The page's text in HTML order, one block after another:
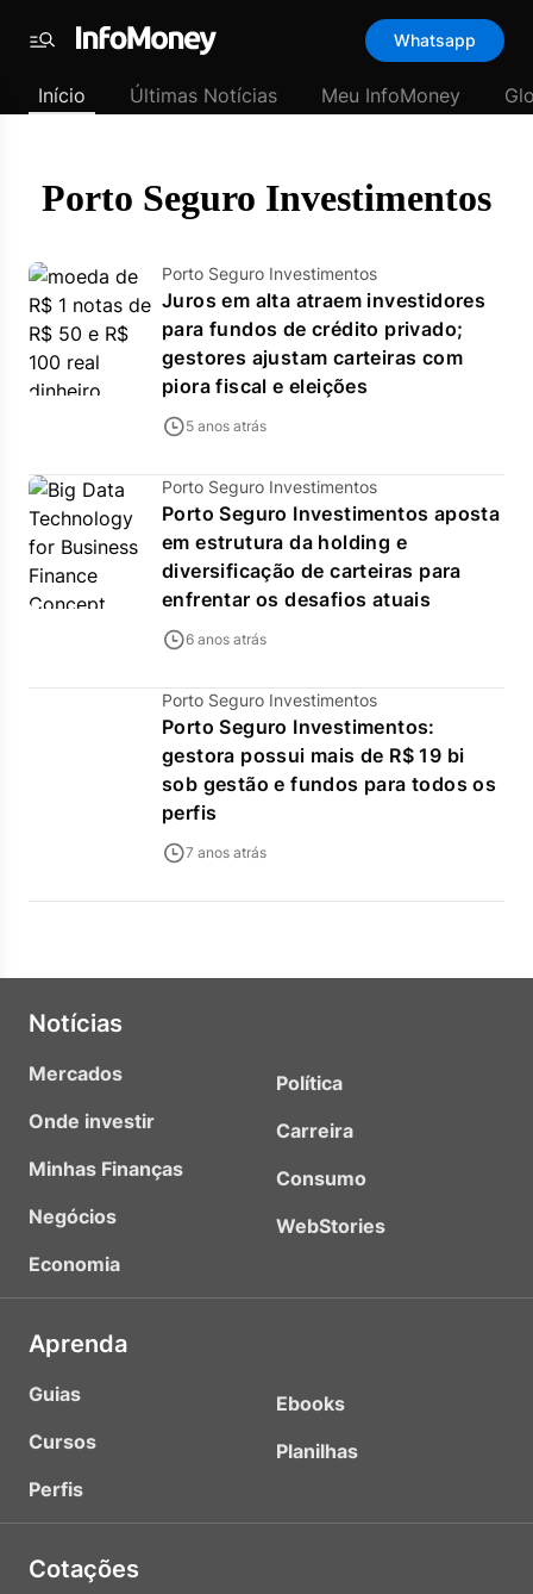
padrão
Últimas
InfoMoney
Menu
Whatsapp
Início Últimas Notícias Meu InfoMoney
Porto Seguro Investimentos
Porto Seguro Investimentos
Juros em alta atraem investidores
para fundos de crédito privado;
gestores ajustam carteiras com
piora fiscal e eleições
5 anos atrás
Porto Seguro Investimentos
Porto Seguro Investimentos aposta
em estrutura da holding e
diversificação de carteiras para
enfrentar os desafios atuais
6 anos atrás
Porto Seguro Investimentos
Porto Seguro Investimentos:
gestora possui mais de R$ 19 bi
sob gestão e fundos para todos os
perfis
7 anos atrás
Notícias
Mercados
Onde investir
Minhas Finanças
Negócios
Economia
Política
Carreira
Consumo
WebStories
Aprenda
Guias
Cursos
Perfis
Ebooks
Planilhas
Cotações